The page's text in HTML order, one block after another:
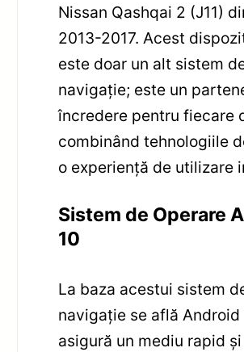
Nissan Qashqai 2 (J11)
2013-2017. Acest
este doar un alt sistem
navigație; este un
încredere pentru fiecare
combinând tehnologiile
o experiență de utilizare
Sistem de Operare
10
La baza acestui sistem
navigație se află Android
asigură un mediu rapid